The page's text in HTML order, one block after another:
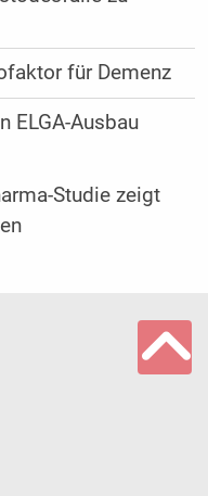
für Demenz
ELGA-Ausbau
Studie zeigt